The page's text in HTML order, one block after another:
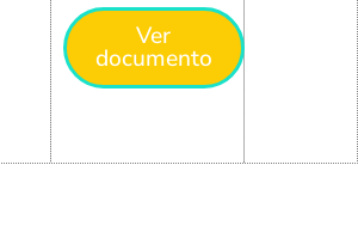
Ver
documento